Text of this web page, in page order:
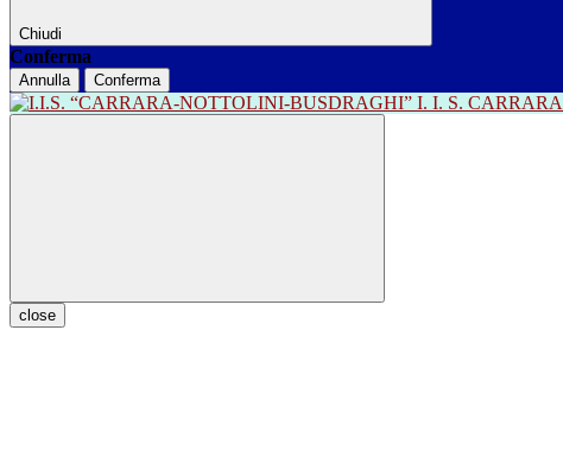
Chiudi
Conferma
Annulla Conferma
I. I. S.
close